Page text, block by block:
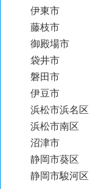
伊東市
藤枝市
御殿場市
袋井市
磐田市
伊豆市
浜松市浜名区
浜松市南区
沼津市
静岡市葵区
静岡市駿河区